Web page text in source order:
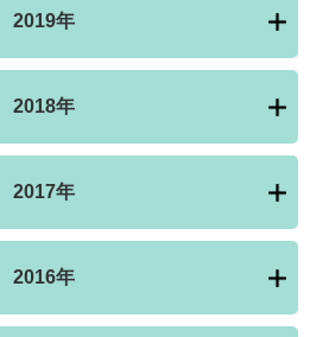
2019年
2018年
2017年
2016年